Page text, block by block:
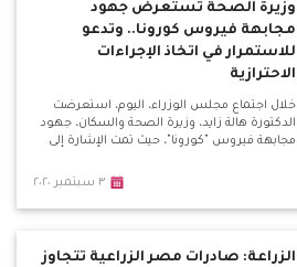
وزيرة الصحة تستعرض جهود
مجابهة فيروس كورونا.. وتدعو
للاستمرار في اتخاذ الإجراءات
الاحترازية
خلال اجتماع مجلس الوزراء، اليوم، استعرضت
الدكتورة هالة زايد، وزيرة الصحة والسكان، جهود
مجابهة فيروس "كورونا"، حيث تمت الإشارة إلى
٣ سبتمبر ٢٠٢٠
الزراعة: صادرات مصر الزراعية تتجاوز